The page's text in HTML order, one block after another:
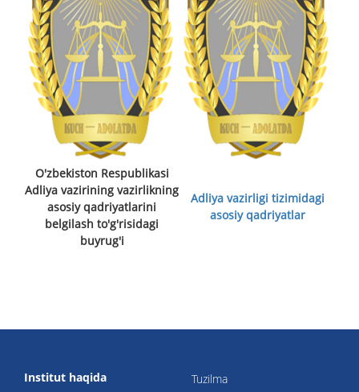
O'zbekiston Respublikasi
Adliya vazirining vazirlikning
asosiy qadriyatlarini
belgilash to'g'risidagi
buyrug'i
Adliya vazirligi tizimidagi
asosiy qadriyatlar
Institut haqida Tuzilma